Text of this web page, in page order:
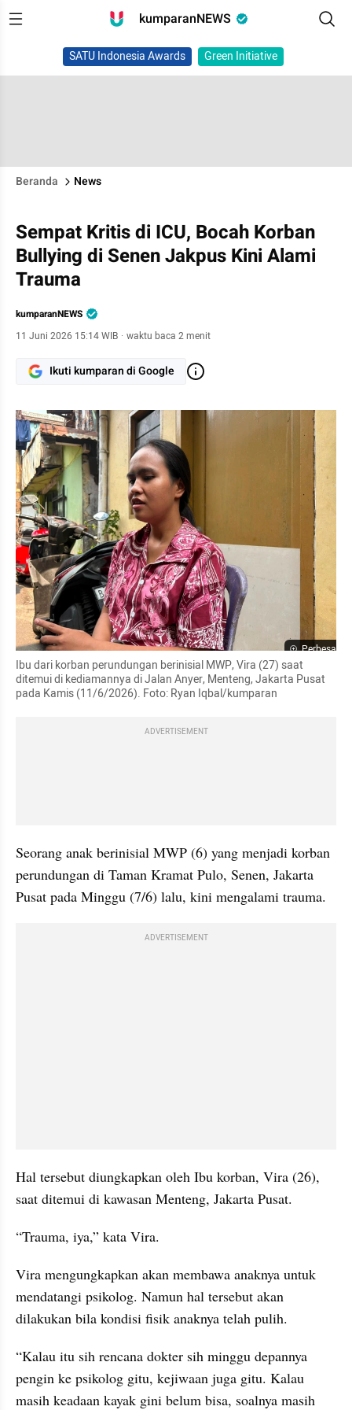
kumparanNEWS
SATU Indonesia Awards Green Initiative
Beranda News
Sempat Kritis di ICU, Bocah Korban
Bullying di Senen Jakpus Kini Alami
Trauma
kumparanNEWS
11 Juni 2026 15:14 WIB · waktu baca 2 menit
Ikuti kumparan di Google
Perbesar
Ibu dari korban perundungan berinisial MWP, Vira (27) saat
ditemui di kediamannya di Jalan Anyer, Menteng, Jakarta Pusat
pada Kamis (11/6/2026). Foto: Ryan Iqbal/kumparan
ADVERTISEMENT
Seorang anak berinisial MWP (6) yang menjadi korban
perundungan di Taman Kramat Pulo, Senen, Jakarta
Pusat pada Minggu (7/6) lalu, kini mengalami trauma.
ADVERTISEMENT
Hal tersebut diungkapkan oleh Ibu korban, Vira (26),
saat ditemui di kawasan Menteng, Jakarta Pusat.
“Trauma, iya,” kata Vira.
Vira mengungkapkan akan membawa anaknya untuk
mendatangi psikolog. Namun hal tersebut akan
dilakukan bila kondisi fisik anaknya telah pulih.
“Kalau itu sih rencana dokter sih minggu depannya
pengin ke psikolog gitu, kejiwaan juga gitu. Kalau
masih keadaan kayak gini belum bisa, soalnya masih